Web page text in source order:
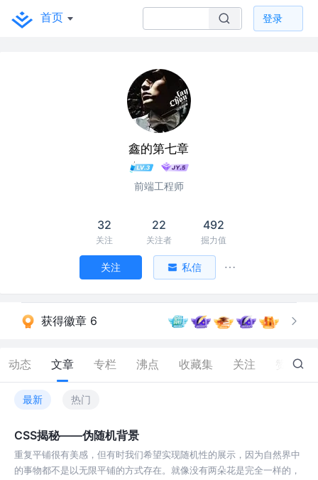
首页 登录
鑫的第七章
前端工程师
32
关注
22
关注者
492
掘力值
关注 私信
获得徽章 6
动态 文章 专栏 沸点 收藏集 关注 33
最新 热门
CSS揭秘——伪随机背景
重复平铺很有美感，但有时我们希望实现随机性的展示，因为自然界中
的事物都不是以无限平铺的方式存在。就像没有两朵花是完全一样的，